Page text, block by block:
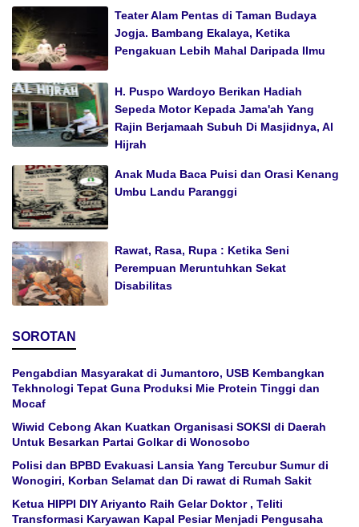
Teater Alam Pentas di Taman Budaya
Jogja. Bambang Ekalaya, Ketika
Pengakuan Lebih Mahal Daripada Ilmu
H. Puspo Wardoyo Berikan Hadiah
Sepeda Motor Kepada Jama'ah Yang
Rajin Berjamaah Subuh Di Masjidnya, Al
Hijrah
Anak Muda Baca Puisi dan Orasi Kenang
Umbu Landu Paranggi
Rawat, Rasa, Rupa : Ketika Seni
Perempuan Meruntuhkan Sekat
Disabilitas
SOROTAN
Pengabdian Masyarakat di Jumantoro, USB Kembangkan
Tekhnologi Tepat Guna Produksi Mie Protein Tinggi dan
Mocaf
Wiwid Cebong Akan Kuatkan Organisasi SOKSI di Daerah
Untuk Besarkan Partai Golkar di Wonosobo
Polisi dan BPBD Evakuasi Lansia Yang Tercubur Sumur di
Wonogiri, Korban Selamat dan Di rawat di Rumah Sakit
Ketua HIPPI DIY Ariyanto Raih Gelar Doktor , Teliti
Transformasi Karyawan Kapal Pesiar Menjadi Pengusaha